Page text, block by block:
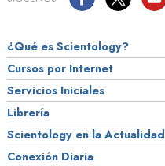
¿Qué es Scientology?
Cursos por Internet
Servicios Iniciales
Librería
Scientology en la Actualidad
Conexión Diaria